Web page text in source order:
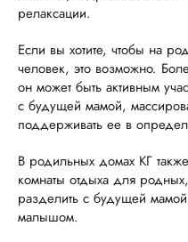
релаксации.
Если вы хотите, чтобы на
человек, это возможно.
он может быть активным
с будущей мамой,
поддерживать ее в
В родильных домах КГ
комнаты отдыха для
разделить с будущей
малышом.